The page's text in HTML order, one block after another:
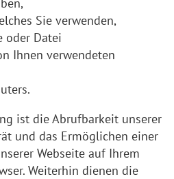
Sie verwenden,
oder Datei
Ihnen verwendeten
ist die Abrufbarkeit unserer
und das Ermöglichen einer
Webseite auf Ihrem
Weiterhin dienen die